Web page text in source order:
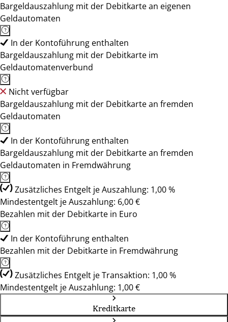
Bargeldauszahlung mit der Debitkarte an eigenen
Geldautomaten
In der Kontoführung enthalten
Bargeldauszahlung mit der Debitkarte im
Geldautomatenverbund
Nicht verfügbar
Bargeldauszahlung mit der Debitkarte an fremden
Geldautomaten
In der Kontoführung enthalten
Bargeldauszahlung mit der Debitkarte an fremden
Geldautomaten in Fremdwährung
Zusätzliches Entgelt je Auszahlung: 1,00 %
Mindestentgelt je Auszahlung: 6,00 €
Bezahlen mit der Debitkarte in Euro
In der Kontoführung enthalten
Bezahlen mit der Debitkarte in Fremdwährung
Zusätzliches Entgelt je Transaktion: 1,00 %
Mindestentgelt je Auszahlung: 1,00 €
Kreditkarte